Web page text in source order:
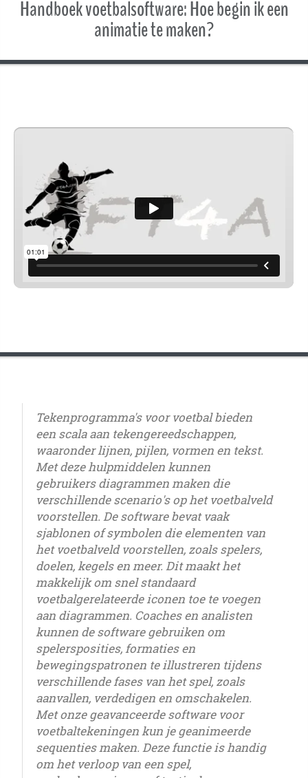
Handboek voetbalsoftware: Hoe begin ik een
animatie te maken?
Tekenprogramma's voor voetbal bieden
een scala aan tekengereedschappen,
waaronder lijnen, pijlen, vormen en tekst.
Met deze hulpmiddelen kunnen
gebruikers diagrammen maken die
verschillende scenario's op het voetbalveld
voorstellen. De software bevat vaak
sjablonen of symbolen die elementen van
het voetbalveld voorstellen, zoals spelers,
doelen, kegels en meer. Dit maakt het
makkelijk om snel standaard
voetbalgerelateerde iconen toe te voegen
aan diagrammen. Coaches en analisten
kunnen de software gebruiken om
spelersposities, formaties en
bewegingspatronen te illustreren tijdens
verschillende fases van het spel, zoals
aanvallen, verdedigen en omschakelen.
Met onze geavanceerde software voor
voetbaltekeningen kun je geanimeerde
sequenties maken. Deze functie is handig
om het verloop van een spel,